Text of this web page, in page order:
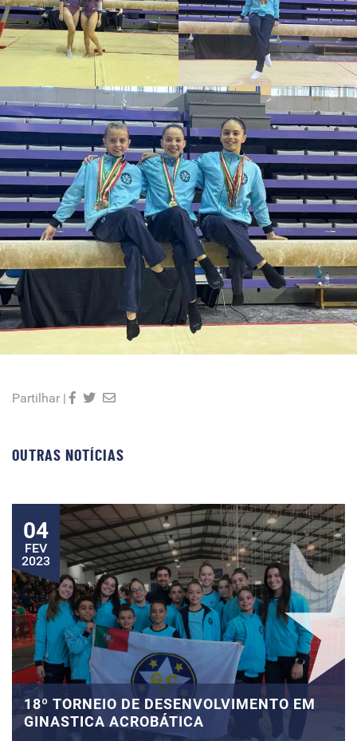
Partilhar |
OUTRAS NOTÍCIAS
04
FEV
2023
18º TORNEIO DE DESENVOLVIMENTO EM
GINASTICA ACROBÁTICA